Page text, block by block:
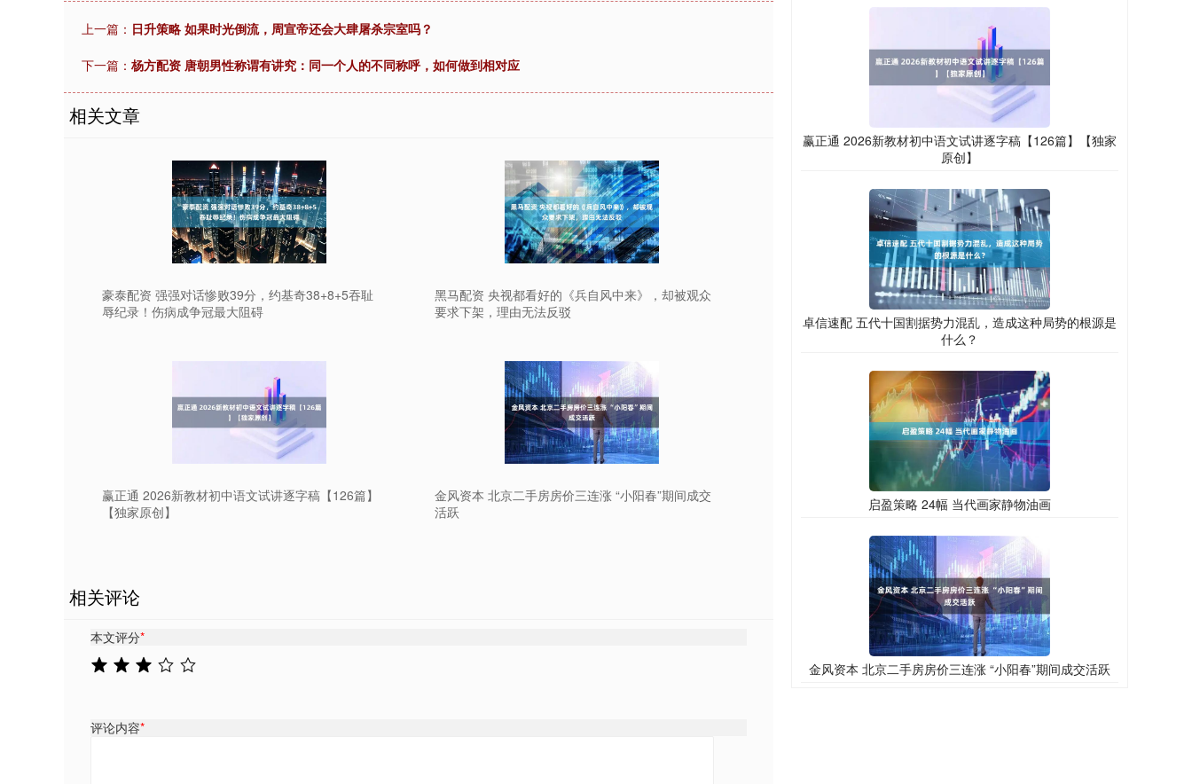
上一篇： 日升策略 如果时光倒流，周宣帝还会大肆屠杀宗室吗？
下一篇： 杨方配资 唐朝男性称谓有讲究：同一个人的不同称呼，如何做到相对应
相关文章
豪泰配资 强强对话惨败39分，约基奇38+8+5吞耻
辱纪录！伤病成争冠最大阻碍
黑马配资 央视都看好的《兵自风中来》，却被观众
要求下架，理由无法反驳
赢正通 2026新教材初中语文试讲逐字稿【126篇】
【独家原创】
金风资本 北京二手房房价三连涨 “小阳春”期间成交
活跃
相关评论
本文评分*
评论内容*
赢正通 2026新教材初中语文试讲逐字稿【126篇】【独家
原创】
卓信速配 五代十国割据势力混乱，造成这种局势的根源是
什么？
启盈策略 24幅 当代画家静物油画
金风资本 北京二手房房价三连涨 “小阳春”期间成交活跃